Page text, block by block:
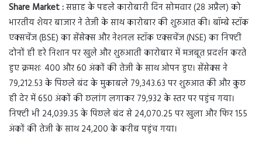
Share Market :सप्ताह के पहले कारोबारी दिन सोमवार (28 अप्रैल) को
भारतीय शेयर बाजार ने तेजी के साथ कारोबार की शुरुआत की। बॉम्बे स्टॉक
एक्सचेंज (BSE) का सेंसेक्स और नेशनल स्टॉक एक्सचेंज (NSE) का निफ्टी
दोनों ही हरे निशान पर खुले और शुरुआती कारोबार में मजबूत प्रदर्शन करते
हुए क्रमशः 400 और 60 अंकों की तेजी के साथ ओपन हुए। सेंसेक्स ने
79,212.53 के पिछले बंद के मुकाबले 79,343.63 पर शुरुआत की और कुछ
ही देर में 650 अंकों की छलांग लगाकर 79,932 के स्तर पर पहुंच गया।
निफ्टी भी 24,039.35 के पिछले बंद से 24,070.25 पर खुला और फिर 155
अंकों की तेजी के साथ 24,200 के करीब पहुंच गया।